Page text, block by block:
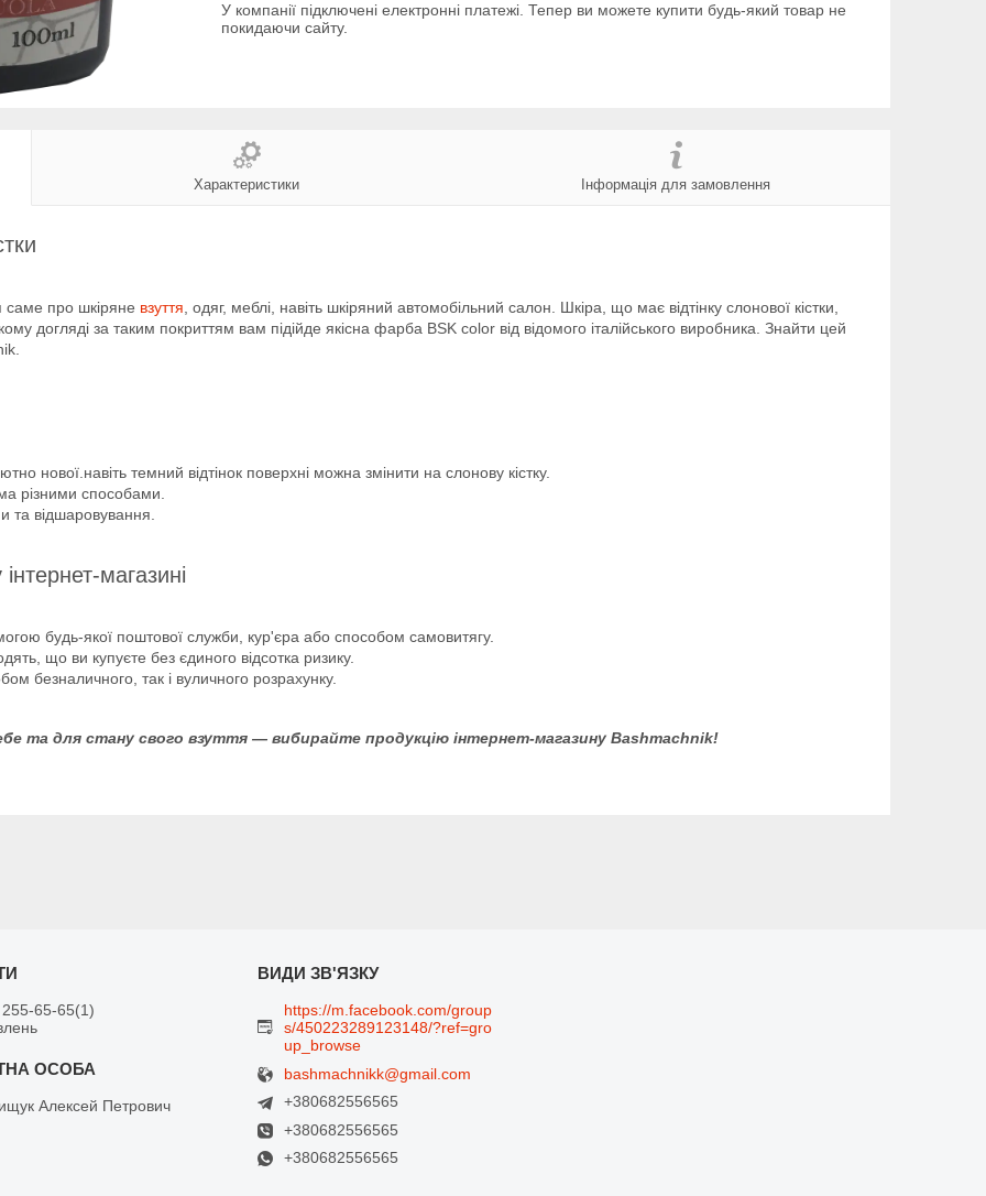
У компанії підключені електронні платежі. Тепер ви можете купити будь-який товар не
покидаючи сайту.
Характеристики Інформація для замовлення
саме про шкіряне взуття , одяг, меблі, навіть шкіряний автомобільний салон. Шкіра, що має відтінку слонової кістки,
догляді за таким покриттям вам підійде якісна фарба BSK color від відомого італійського виробника. Знайти цей
нової.навіть темний відтінок поверхні можна змінити на слонову кістку.
різними способами.
та відшаровування.
магазині
будь-якої поштової служби, кур'єра або способом самовитягу.
що ви купуєте без єдиного відсотка ризику.
безналичного, так і вуличного розрахунку.
та для стану свого взуття — вибирайте продукцію інтернет-магазину Bashmachnik!
65-65 1
Алексей Петрович
https://m.facebook.com/group
s/450223289123148/?ref=gro
up_browse
bashmachnikk@gmail.com
+380682556565
+380682556565
+380682556565